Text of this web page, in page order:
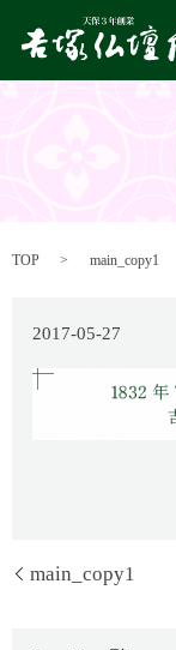
TOP main_copy1
2017-05-27
main_copy1